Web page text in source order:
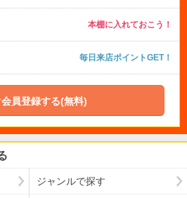
本棚に入れておこう！
毎日来店ポイントGET！
員登録する(無料)
ジャンルで探す